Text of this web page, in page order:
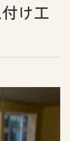
付け工